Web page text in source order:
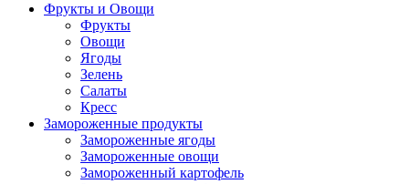
Фрукты и Овощи
Фрукты
Овощи
Ягоды
Зелень
Салаты
Кресс
Замороженные продукты
Замороженные ягоды
Замороженные овощи
Замороженный картофель